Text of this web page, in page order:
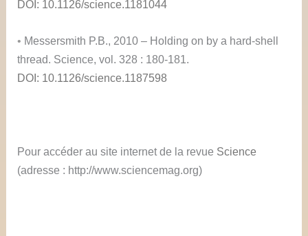
DOI: 10.1126/science.1181044
• Messersmith P.B., 2010 – Holding on by a hard-shell
thread. Science, vol. 328 : 180-181.
DOI: 10.1126/science.1187598
Pour accéder au site internet de la revue Science
(adresse : http://www.sciencemag.org)